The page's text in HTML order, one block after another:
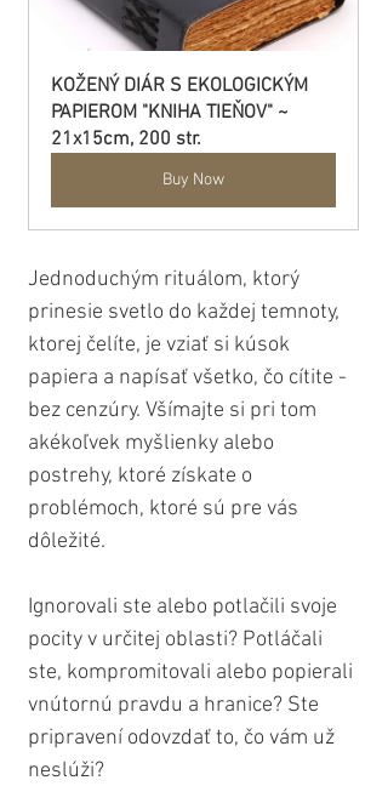
KOŽENÝ DIÁR S EKOLOGICKÝM
PAPIEROM "KNIHA TIEŇOV" ~
21x15cm, 200 str.
Buy Now
Jednoduchým rituálom, ktorý
prinesie svetlo do každej temnoty,
ktorej čelíte, je vziať si kúsok
papiera a napísať všetko, čo cítite -
bez cenzúry. Všímajte si pri tom
akékoľvek myšlienky alebo
postrehy, ktoré získate o
problémoch, ktoré sú pre vás
dôležité.
Ignorovali ste alebo potlačili svoje
pocity v určitej oblasti? Potláčali
ste, kompromitovali alebo popierali
vnútornú pravdu a hranice? Ste
pripravení odovzdať to, čo vám už
neslúži?